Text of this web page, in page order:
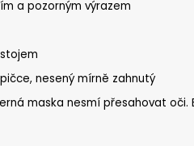
a pozorným výrazem
nesený mírně zahnutý
maska nesmí přesahovat oči.